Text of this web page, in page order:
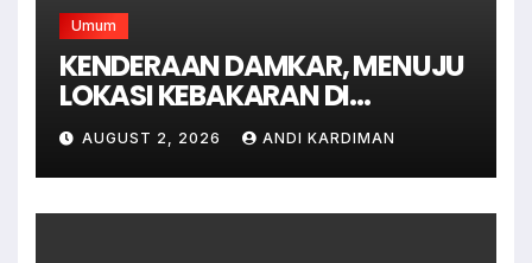
Umum
KENDERAAN DAMKAR, MENUJU
LOKASI KEBAKARAN DI
JAGAKARSA JAKARTA
SELATAN
AUGUST 2, 2026 ANDI KARDIMAN